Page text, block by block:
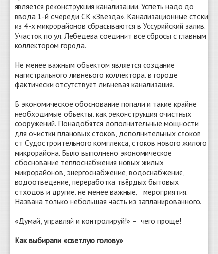
является реконструкция канализации. Успеть надо до
ввода 1-й очереди СК «Звезда». Канализационные стоки
из 4-х микрорайонов сбрасываются в Уссурийский залив.
Участок по ул. Лебедева соединит все сбросы с главным
коллектором города.
Не менее важным объектом является создание
магистрального ливневого коллектора, в городе
фактически отсутствует ливневая канализация.
В экономическое обоснование попали и такие крайне
необходимые объекты, как реконструкция очистных
сооружений. Понадобятся дополнительные мощности
для очистки плановых стоков, дополнительных стоков
от Судостроительного комплекса, стоков нового жилого
микрорайона. Было выполнено экономическое
обоснование теплоснабжения новых жилых
микрорайонов, энергоснабжение, водоснабжение,
водоотведение, переработка твёрдых бытовых
отходов и другие, не менее важные, мероприятия.
Названа только небольшая часть из запланированного.
«Думай, управляй и контролируй!» – чего проще!
Как выбирали «светлую голову»